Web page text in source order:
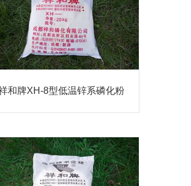
和牌XH-8型低温锌系磷化粉